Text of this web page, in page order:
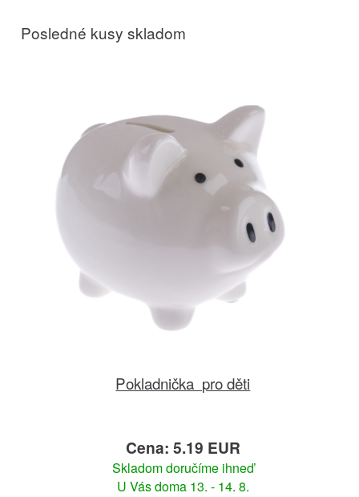
Posledné kusy skladom
Pokladnička pro děti
Cena: 5.19 EUR
Skladom doručíme ihneď
U Vás doma 13. - 14. 8.